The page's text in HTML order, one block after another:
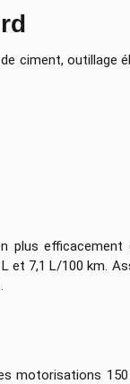
de ciment, outillage
plus efficacement
et 7,1 L/100 km.
motorisations